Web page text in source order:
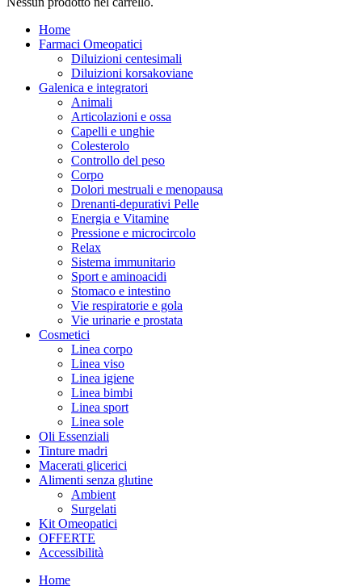
Home
Farmaci Omeopatici
Diluizioni centesimali
Diluizioni korsakoviane
Galenica e integratori
Animali
Articolazioni e ossa
Capelli e unghie
Colesterolo
Controllo del peso
Corpo
Dolori mestruali e menopausa
Drenanti-depurativi Pelle
Energia e Vitamine
Pressione e microcircolo
Relax
Sistema immunitario
Sport e aminoacidi
Stomaco e intestino
Vie respiratorie e gola
Vie urinarie e prostata
Cosmetici
Linea corpo
Linea viso
Linea igiene
Linea bimbi
Linea sport
Linea sole
Oli Essenziali
Tinture madri
Macerati glicerici
Alimenti senza glutine
Ambient
Surgelati
Kit Omeopatici
OFFERTE
Accessibilità
Home